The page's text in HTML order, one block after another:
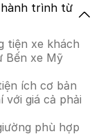
hành trình từ
tiện xe khách
Bến xe Mỹ
ích cơ bản
với giá cả phải
phù hợp